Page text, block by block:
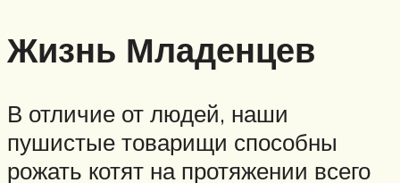
Жизнь Младенцев
В отличие от людей, наши
пушистые товарищи способны
рожать котят на протяжении всего